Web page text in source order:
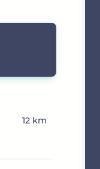
12 km